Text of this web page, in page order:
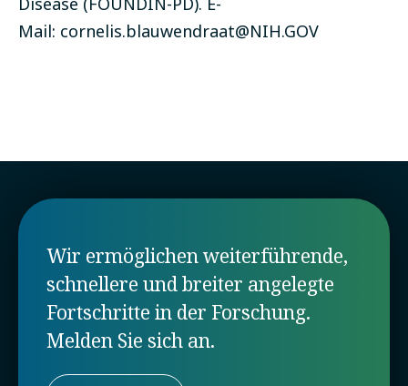
Mail: cornelis.blauwendraat@NIH.GOV
Wir ermöglichen weiterführende,
schnellere und breiter angelegte
Fortschritte in der Forschung.
Melden Sie sich an.